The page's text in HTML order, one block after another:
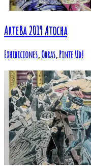
ArteBa 2019 Atocha
Exhibiciones,Obras,Pinte Ud!